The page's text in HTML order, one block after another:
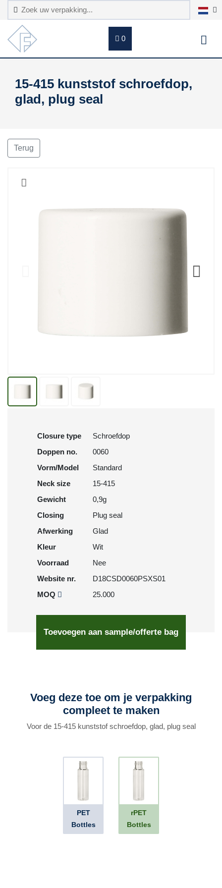
0
15-415 kunststof schroefdop,
glad, plug seal
Terug
Closure type
Schroefdop
Doppen no.
0060
Vorm/Model
Standard
Neck size
15-415
Gewicht
0,9g
Closing
Plug seal
Afwerking
Glad
Kleur
Wit
Voorraad
Nee
Website nr.
D18CSD0060PSXS01
MOQ
25.000
Toevoegen aan sample/offerte bag
Voeg deze toe om je verpakking
compleet te maken
Voor de 15-415 kunststof schroefdop, glad, plug seal
PET
Bottles
rPET
Bottles